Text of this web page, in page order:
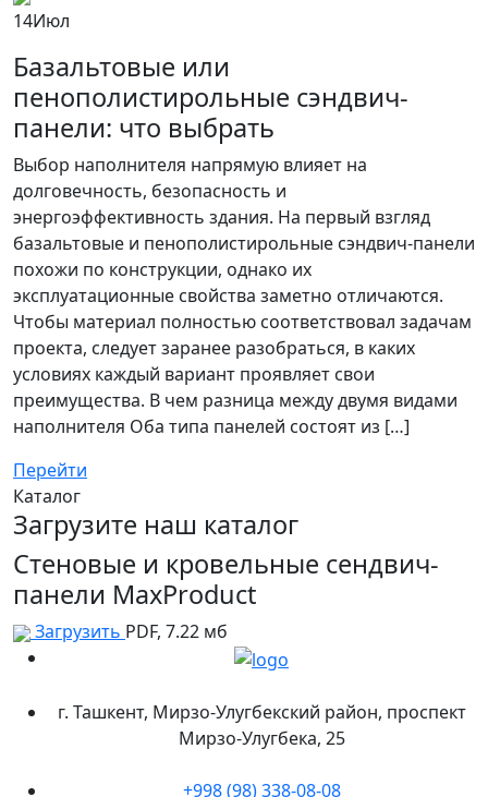
14Июл
Базальтовые или
пенополистирольные сэндвич-
панели: что выбрать
Выбор наполнителя напрямую влияет на
долговечность, безопасность и
энергоэффективность здания. На первый взгляд
базальтовые и пенополистирольные сэндвич-панели
похожи по конструкции, однако их
эксплуатационные свойства заметно отличаются.
Чтобы материал полностью соответствовал задачам
проекта, следует заранее разобраться, в каких
условиях каждый вариант проявляет свои
преимущества. В чем разница между двумя видами
наполнителя Оба типа панелей состоят из […]
Перейти
Каталог
Загрузите наш каталог
Стеновые и кровельные сендвич-
панели MaxProduct
Загрузить PDF, 7.22 мб
г. Ташкент, Мирзо-Улугбекский район, проспект
Мирзо-Улугбека, 25
+998 (98) 338-08-08